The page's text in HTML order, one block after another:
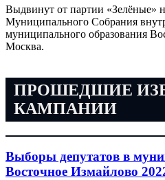
Выдвинут от партии «Зелёные»
Муниципального Собрания
муниципального образования
Москва.
ПРОШЕДШИЕ
КАМПАНИИ
Выборы депутатов в
Восточное Измайлово